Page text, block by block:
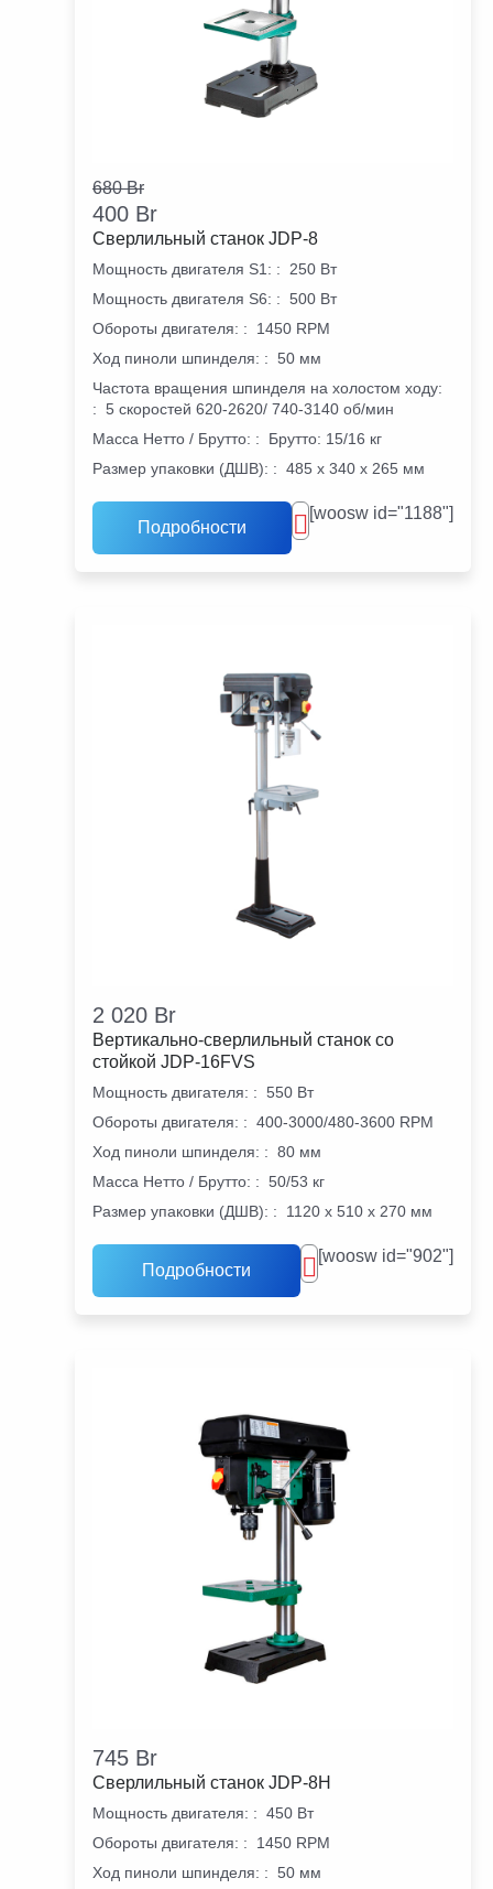
680Br
400 Br
Сверлильный станок JDP-8
Мощность двигателя S1: : 250 Вт
Мощность двигателя S6: : 500 Вт
Обороты двигателя: :
1450 RPM
Ход пиноли шпинделя: : 50 мм
Частота вращения шпинделя на холостом ходу:
: 5 скоростей 620-2620/ 740-3140 об/мин
Масса Нетто / Брутто: :
Брутто: 15/16 кг
Размер упаковки (ДШВ): : 485 х 340 х 265 мм
Подробности
[woosw id="1188"]
2 020 Br
Вертикально-сверлильный станок со
стойкой JDP-16FVS
Мощность двигателя: : 550 Вт
Обороты двигателя: : 400-3000/480-3600 RPM
Ход пиноли шпинделя: : 80 мм
Масса Нетто / Брутто: : 50/53 кг
Размер упаковки (ДШВ): : 1120 х 510 х 270 мм
Подробности
[woosw id="902"]
745 Br
Сверлильный станок JDP-8H
Мощность двигателя: : 450 Вт
Обороты двигателя: :
1450 RPM
Ход пиноли шпинделя: : 50 мм